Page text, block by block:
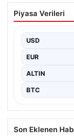
Mekke
anlama
ayrıntılar
Piyasa Verileri
USD
EUR
ALTIN
BTC
Son Eklenen